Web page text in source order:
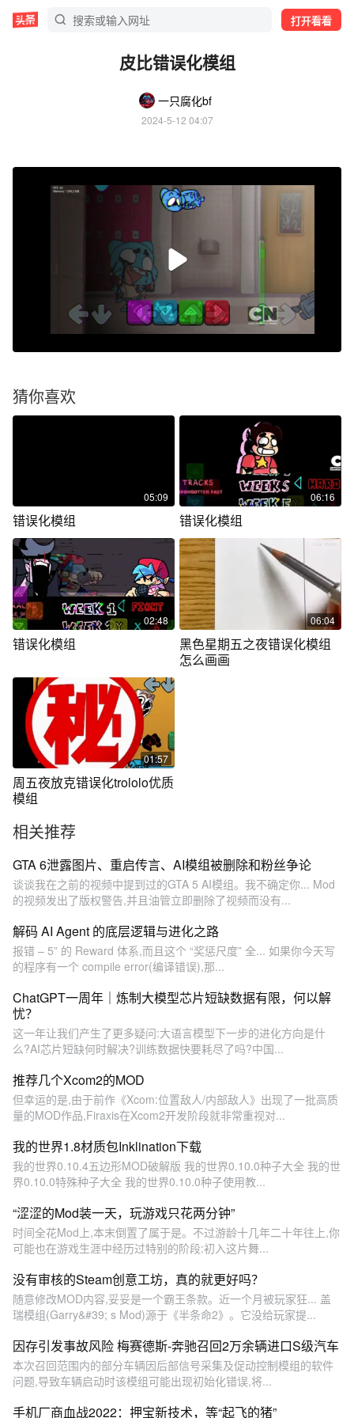
打开看看
皮比错误化模组
一只腐化bf
2024-5-12 04:07
猜你喜欢
05:09
错误化模组
06:16
错误化模组
02:48
错误化模组
06:04
黑色星期五之夜错误化模组
怎么画画
01:57
周五夜放克错误化trololo优质
模组
相关推荐
GTA 6泄露图片、重启传言、AI模组被删除和粉丝争论
谈谈我在之前的视频中提到过的GTA 5 AI模组。我不确定你... Mod
的视频发出了版权警告,并且油管立即删除了视频而没有...
解码 AI Agent 的底层逻辑与进化之路
报错 – 5” 的 Reward 体系,而且这个 “奖惩尺度” 全... 如果你今天写
的程序有一个 compile error(编译错误),那...
ChatGPT一周年｜炼制大模型芯片短缺数据有限，何以解
忧？
这一年让我们产生了更多疑问:大语言模型下一步的进化方向是什
么?AI芯片短缺何时解决?训练数据快要耗尽了吗?中国...
推荐几个Xcom2的MOD
但幸运的是,由于前作《Xcom:位置敌人/内部敌人》出现了一批高质
量的MOD作品,Firaxis在Xcom2开发阶段就非常重视对...
我的世界1.8材质包Inklination下载
我的世界0.10.4五边形MOD破解版 我的世界0.10.0种子大全 我的世
界0.10.0特殊种子大全 我的世界0.10.0种子使用教...
“涩涩的Mod装一天，玩游戏只花两分钟”
时间全花Mod上,本末倒置了属于是。不过游龄十几年二十年往上,你
可能也在游戏生涯中经历过特别的阶段:初入这片舞...
没有审核的Steam创意工坊，真的就更好吗？
随意修改MOD内容,妥妥是一个霸王条款。近一个月被玩家狂... 盖
瑞模组(Garry&#39; s Mod)源于《半条命2》。它没给玩家提...
因存引发事故风险 梅赛德斯-奔驰召回2万余辆进口S级汽车
本次召回范围内的部分车辆因后部信号采集及促动控制模组的软件
问题,导致车辆启动时该模组可能出现初始化错误,将...
手机厂商血战2022：押宝新技术，等“起飞的猪”